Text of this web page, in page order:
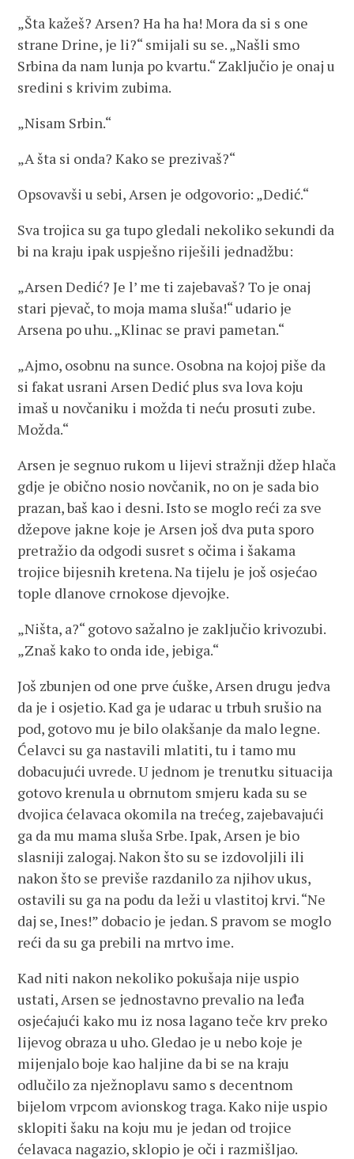
„Šta kažeš? Arsen? Ha ha ha! Mora da si s one
strane Drine, je li?“ smijali su se. „Našli smo
Srbina da nam lunja po kvartu.“ Zaključio je onaj u
sredini s krivim zubima.
„Nisam Srbin.“
„A šta si onda? Kako se prezivaš?“
Opsovavši u sebi, Arsen je odgovorio: „Dedić.“
Sva trojica su ga tupo gledali nekoliko sekundi da
bi na kraju ipak uspješno riješili jednadžbu:
„Arsen Dedić? Je l’ me ti zajebavaš? To je onaj
stari pjevač, to moja mama sluša!“ udario je
Arsena po uhu. „Klinac se pravi pametan.“
„Ajmo, osobnu na sunce. Osobna na kojoj piše da
si fakat usrani Arsen Dedić plus sva lova koju
imaš u novčaniku i možda ti neću prosuti zube.
Možda.“
Arsen je segnuo rukom u lijevi stražnji džep hlača
gdje je obično nosio novčanik, no on je sada bio
prazan, baš kao i desni. Isto se moglo reći za sve
džepove jakne koje je Arsen još dva puta sporo
pretražio da odgodi susret s očima i šakama
trojice bijesnih kretena. Na tijelu je još osjećao
tople dlanove crnokose djevojke.
„Ništa, a?“ gotovo sažalno je zaključio krivozubi.
„Znaš kako to onda ide, jebiga.“
Još zbunjen od one prve ćuške, Arsen drugu jedva
da je i osjetio. Kad ga je udarac u trbuh srušio na
pod, gotovo mu je bilo olakšanje da malo legne.
Ćelavci su ga nastavili mlatiti, tu i tamo mu
dobacujući uvrede. U jednom je trenutku situacija
gotovo krenula u obrnutom smjeru kada su se
dvojica ćelavaca okomila na trećeg, zajebavajući
ga da mu mama sluša Srbe. Ipak, Arsen je bio
slasniji zalogaj. Nakon što su se izdovoljili ili
nakon što se previše razdanilo za njihov ukus,
ostavili su ga na podu da leži u vlastitoj krvi. “Ne
daj se, Ines!” dobacio je jedan. S pravom se moglo
reći da su ga prebili na mrtvo ime.
Kad niti nakon nekoliko pokušaja nije uspio
ustati, Arsen se jednostavno prevalio na leđa
osjećajući kako mu iz nosa lagano teče krv preko
lijevog obraza u uho. Gledao je u nebo koje je
mijenjalo boje kao haljine da bi se na kraju
odlučilo za nježnoplavu samo s decentnom
bijelom vrpcom avionskog traga. Kako nije uspio
sklopiti šaku na koju mu je jedan od trojice
ćelavaca nagazio, sklopio je oči i razmišljao.